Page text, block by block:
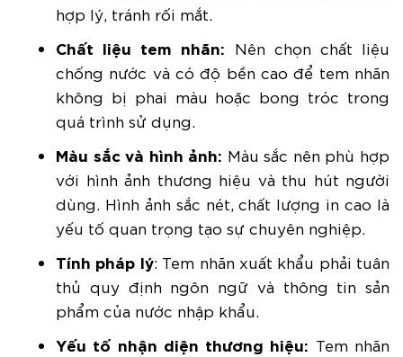
hợp lý, tránh rối mắt.
Chất liệu tem nhãn: Nên chọn chất liệu
chống nước và có độ bền cao để tem nhãn
không bị phai màu hoặc bong tróc trong
quá trình sử dụng.
Màu sắc và hình ảnh: Màu sắc nên phù hợp
với hình ảnh thương hiệu và thu hút người
dùng. Hình ảnh sắc nét, chất lượng in cao là
yếu tố quan trọng tạo sự chuyên nghiệp.
Tính pháp lý: Tem nhãn xuất khẩu phải tuân
thủ quy định ngôn ngữ và thông tin sản
phẩm của nước nhập khẩu.
Yếu tố nhận diện thương hiệu: Tem nhãn